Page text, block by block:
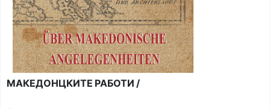
МАКЕДОНЦКИТЕ РАБОТИ /